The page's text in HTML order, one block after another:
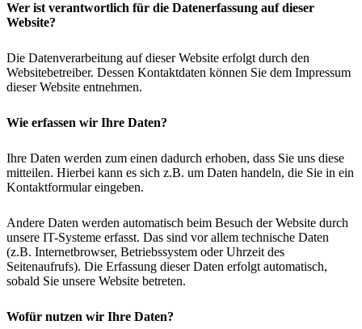
Wer ist verantwortlich für die Datenerfassung auf dieser
Website?
Die Datenverarbeitung auf dieser Website erfolgt durch den
Websitebetreiber. Dessen Kontaktdaten können Sie dem Impressum
dieser Website entnehmen.
Wie erfassen wir Ihre Daten?
Ihre Daten werden zum einen dadurch erhoben, dass Sie uns diese
mitteilen. Hierbei kann es sich z.B. um Daten handeln, die Sie in ein
Kontaktformular eingeben.
Andere Daten werden automatisch beim Besuch der Website durch
unsere IT-Systeme erfasst. Das sind vor allem technische Daten
(z.B. Internetbrowser, Betriebssystem oder Uhrzeit des
Seitenaufrufs). Die Erfassung dieser Daten erfolgt automatisch,
sobald Sie unsere Website betreten.
Wofür nutzen wir Ihre Daten?